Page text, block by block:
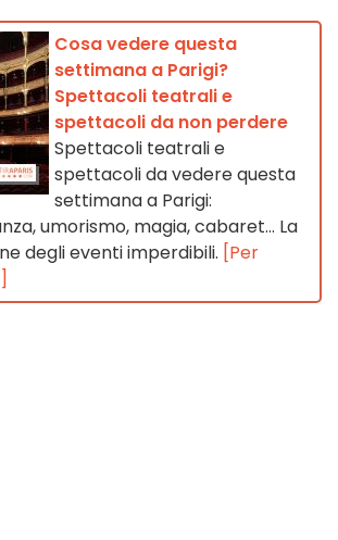
Cosa vedere questa
settimana a Parigi?
Spettacoli teatrali e
spettacoli da non perdere
Spettacoli teatrali e
spettacoli da vedere questa
settimana a Parigi:
umorismo, magia, cabaret... La
degli eventi imperdibili. [Per